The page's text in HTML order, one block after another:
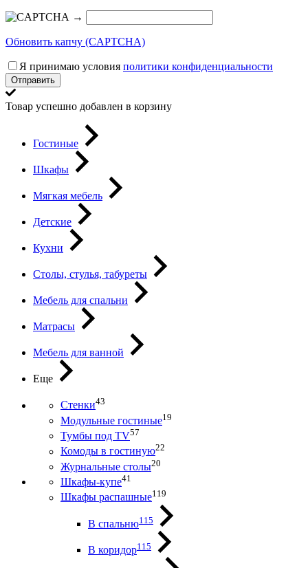
→
Обновить капчу (CAPTCHA)
Я принимаю условия политики конфиденциальности
Отправить
Товар успешно добавлен в корзину
Гостиные
Шкафы
Мягкая мебель
Детские
Кухни
Столы, стулья, табуреты
Мебель для спальни
Матрасы
Мебель для ванной
Еще
Стенки43
Модульные гостиные19
Тумбы под ТV57
Комоды в гостиную22
Журнальные столы20
Шкафы-купе41
Шкафы распашные119
В спальню115
В коридор115